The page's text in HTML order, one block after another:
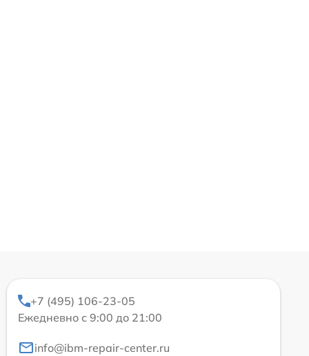
+7 (495) 106-23-05
Ежедневно с 9:00 до 21:00
info@ibm-repair-center.ru